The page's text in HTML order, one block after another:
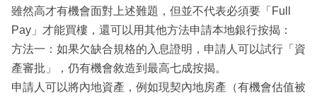
雖然高才有機會面對上述難題，但並不代表必須要「Full
Pay」才能買樓，還可以用其他方法申請本地銀行按揭：
方法一：如果欠缺合規格的入息證明，申請人可以試行「資
產審批」，仍有機會敘造到最高七成按揭。
申請人可以將內地資產，例如現契內地房產（有機會估值被